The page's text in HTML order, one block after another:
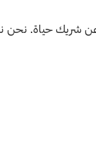
عن شريك حياة.